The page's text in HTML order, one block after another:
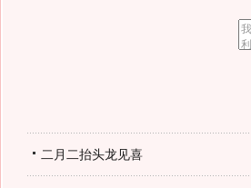
二月二抬头龙见喜